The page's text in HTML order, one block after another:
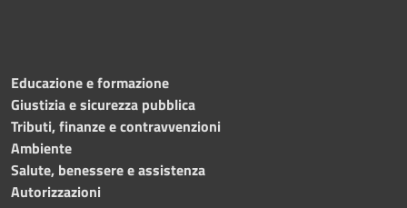
Educazione e formazione
Giustizia e sicurezza pubblica
Tributi, finanze e contravvenzioni
Ambiente
Salute, benessere e assistenza
Autorizzazioni